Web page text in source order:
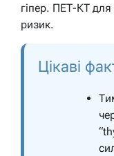
гіпер. ПЕТ-КТ
ризик.
Цікаві